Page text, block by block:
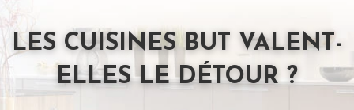
LES CUISINES BUT VALENT-
ELLES LE DÉTOUR ?